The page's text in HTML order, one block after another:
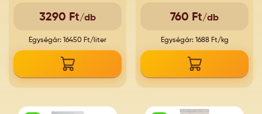
3290 Ft/db
Egységár: 16450 Ft/liter
760 Ft/db
Egységár: 1688 Ft/kg